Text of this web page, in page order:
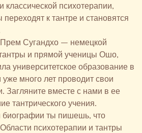
психотерапии,
к тантре и становятся
Сугандхо – немецкой
и прямой ученицы Ошо,
университетское образование в
уже много лет проводит свои
Загляните вместе с нами в ее
тантрического учения.
биографии ты пишешь, что
психотерапии и тантры